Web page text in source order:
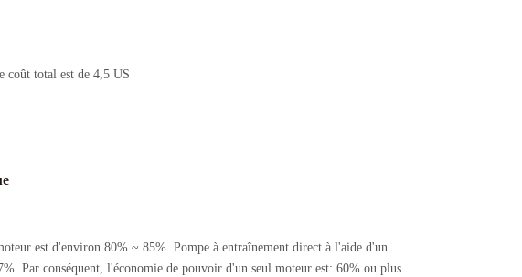
coût total est de 4,5 US
est d'environ 80% ~ 85%. Pompe à entraînement direct à l'aide d'un
Par conséquent, l'économie de pouvoir d'un seul moteur est: 60% ou plus